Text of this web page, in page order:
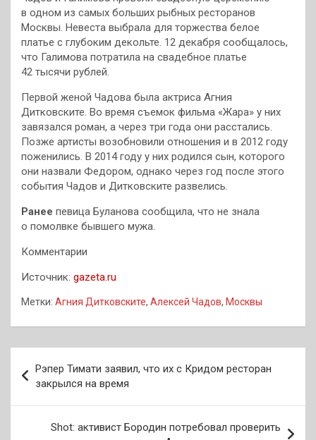
в одном из самых больших рыбных ресторанов
Москвы. Невеста выбрала для торжества белое
платье с глубоким декольте. 12 декабря сообщалось,
что Галимова потратила на свадебное платье
42 тысячи рублей.
Первой женой Чадова была актриса Агния
Дитковските. Во время съемок фильма «Жара» у них
завязался роман, а через три года они расстались.
Позже артисты возобновили отношения и в 2012 году
поженились. В 2014 году у них родился сын, которого
они назвали Федором, однако через год после этого
события Чадов и Дитковските развелись.
Ранее певица Буланова сообщила, что не знала
о помолвке бывшего мужа.
Комментарии
Источник: gazeta.ru
Метки: Агния Дитковските, Алексей Чадов, Москвы
по
записям
Рэпер Тимати заявил, что их с Кридом ресторан
закрылся на время
Shot: активист Бородин потребовал проверить